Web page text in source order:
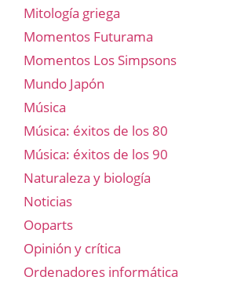
Mitología griega
Momentos Futurama
Momentos Los Simpsons
Mundo Japón
Música
Música: éxitos de los 80
Música: éxitos de los 90
Naturaleza y biología
Noticias
Ooparts
Opinión y crítica
Ordenadores informática